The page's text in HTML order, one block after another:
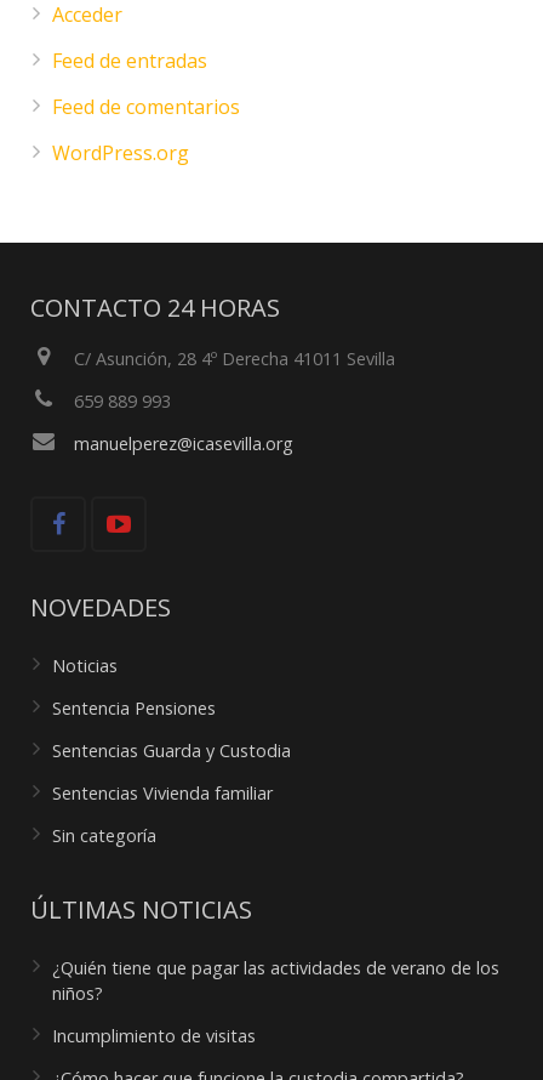
Acceder
Feed de entradas
Feed de comentarios
WordPress.org
CONTACTO 24 HORAS
C/ Asunción, 28 4º Derecha 41011 Sevilla
659 889 993
manuelperez@icasevilla.org
NOVEDADES
Noticias
Sentencia Pensiones
Sentencias Guarda y Custodia
Sentencias Vivienda familiar
Sin categoría
ÚLTIMAS NOTICIAS
¿Quién tiene que pagar las actividades de verano de los
niños?
Incumplimiento de visitas